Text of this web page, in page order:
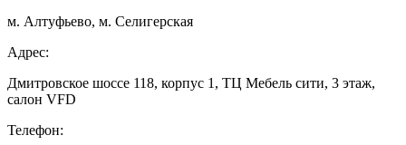
м. Алтуфьево, м. Селигерская
Адрес:
Дмитровское шоссе 118, корпус 1, ТЦ Мебель сити, 3 этаж,
салон VFD
Телефон: